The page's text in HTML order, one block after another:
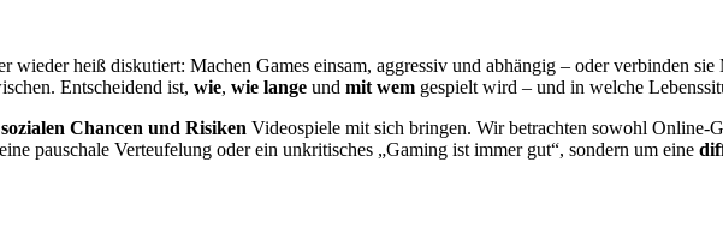
wieder heiß diskutiert: Machen Games einsam, aggressiv und abhängig – oder verbinden
Entscheidend ist, wie, wie lange und mit wem gespielt wird – und in welche
sozialen Chancen und Risiken Videospiele mit sich bringen. Wir betrachten sowohl Online-
pauschale Verteufelung oder ein unkritisches „Gaming ist immer gut“, sondern um eine